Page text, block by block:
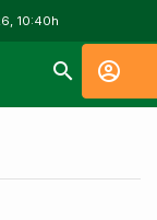
10:40h